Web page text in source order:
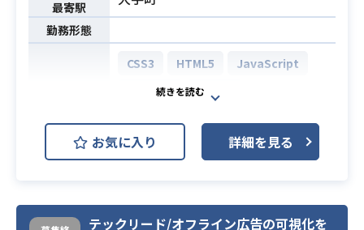
などはBitriseによるCICDが構築され
必須スキル
・開発経験3年以上
・Androidの標準ライブラリやフレー
ムワークに関する知識
・KotlinやFlutterを利用したAndroi
dアプリの開発、および運用経験
・Android Architecture Component
・Githubを利用したPullRequestベ
ング等（希望に応じて）
●使用ツール
- デザインツール：Figma, Adobe X
D, Miro, Photoshop, Illustrator
- 情報共有ツール：Slack
※面談回数は2回となります。
・WebサービスのUI/UXデザイン経
プツールを用いた画面設計の実務経
最寄駅
勤務形態
開発環境
CSS3 HTML5
JavaScript
React.js
MySQL
PostgreSQL
Android
AWS (Amazon Web Services)
【募集背景】
お気に入り 詳細を見る
テックリード/オフライン広告の可視化を